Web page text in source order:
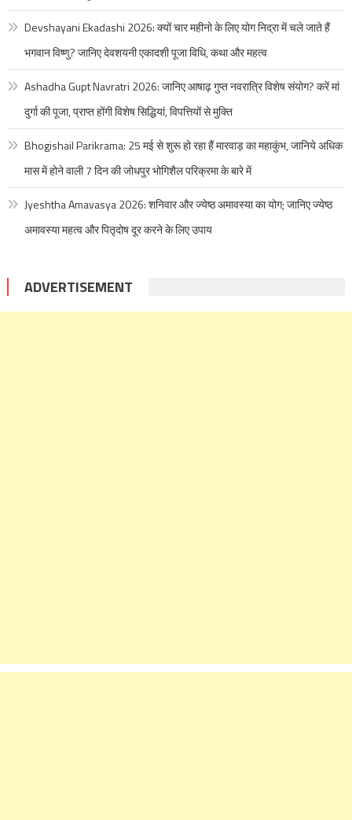
Devshayani Ekadashi 2026: क्यों चार महीनो के लिए योग निद्रा में चले जाते हैं
भगवान विष्णु? जानिए देवशयनी एकादशी पूजा विधि, कथा और महत्व
Ashadha Gupt Navratri 2026: जानिए आषाढ़ गुप्त नवरात्रि विशेष संयोग? करें मां
दुर्गा की पूजा, प्राप्त होंगी विशेष सिद्धियां, विपत्तियों से मुक्ति
Bhogishail Parikrama: 25 मई से शुरू हो रहा हैं मारवाड़ का महाकुंभ, जानिये अधिक
मास में होने वाली 7 दिन की जोधपुर भोगिशैल परिक्रमा के बारे में
Jyeshtha Amavasya 2026: शनिवार और ज्येष्ठ अमावस्या का योग; जानिए ज्येष्ठ
अमावस्या महत्व और पितृदोष दूर करने के लिए उपाय
ADVERTISEMENT